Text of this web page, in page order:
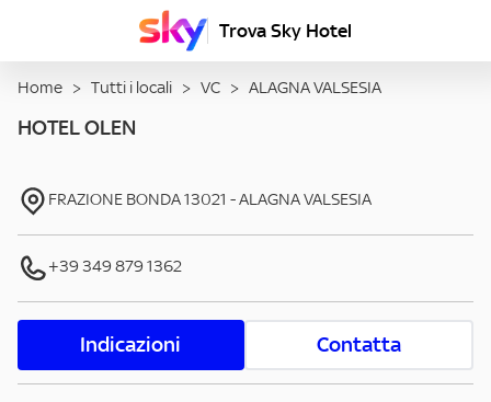
Trova Sky Hotel
Home > Tutti i locali > VC > ALAGNA VALSESIA
HOTEL OLEN
FRAZIONE BONDA13021 -ALAGNA VALSESIA
+39 349 879 1362
Indicazioni Contatta